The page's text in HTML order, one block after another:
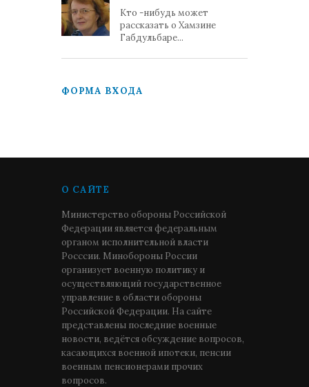
Кто -нибудь может
рассказать о Хамзине
Габдульбаре...
ФОРМА ВХОДА
О САЙТЕ
Министерство обороны Российской
Федерации является федеральным
органом исполнительной власти
Росссии. Минобороны России
организует военную политику и
осуществляющий государственное
управление в области обороны
Российской Федерации. На сайте
представлены последние военные
новости, ведётся обсуждение вопросов,
касающихся военной ипотеки, пенсии
военным пенсионерами прочих
вопросов.